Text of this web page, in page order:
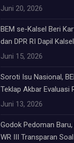
Juni 20, 2026
BEM se-Kalsel Beri
dan DPR RI Dapil Kalsel
Juni 15, 2026
Soroti Isu Nasional,
Teklap Akbar Evaluasi
Juni 13, 2026
Godok Pedoman
WR III Transparan